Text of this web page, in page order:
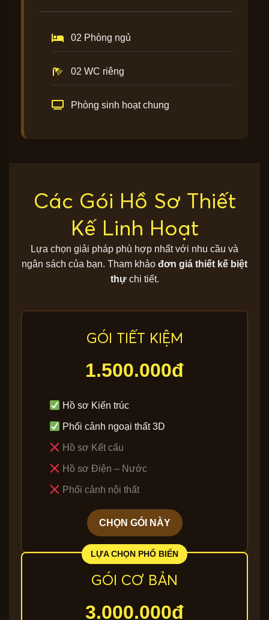
02 Phòng ngủ
02 WC riêng
Phòng sinh hoạt chung
Các Gói Hồ Sơ Thiết
Kế Linh Hoạt
Lựa chọn giải pháp phù hợp nhất với nhu cầu và
ngân sách của bạn. Tham khảo đơn giá thiết kế biệt
thựchi tiết.
GÓI TIẾT KIỆM
1.500.000đ
Hồ sơ Kiến trúc
Phối cảnh ngoại thất 3D
Hồ sơ Kết cấu
Hồ sơ Điện – Nước
Phối cảnh nội thất
CHỌN GÓI NÀY
GÓI CƠ BẢN
3.000.000đ